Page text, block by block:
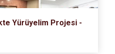
Yürüyelim Projesi -